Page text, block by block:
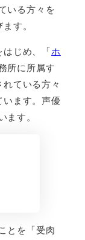
いる方々を
す。
はじめ、「ホ
所に所属す
ている方々
ます。声優
ます。
とを「受肉